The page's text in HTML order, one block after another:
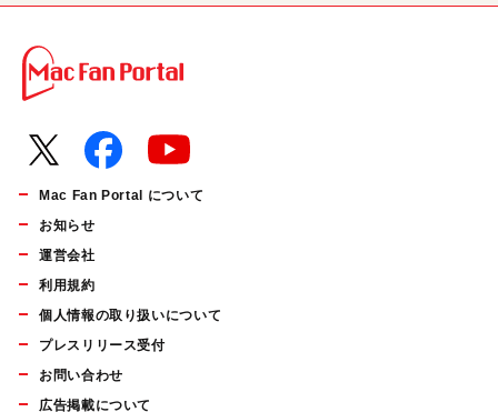
Mac Fan Portal について
お知らせ
運営会社
利用規約
個人情報の取り扱いについて
プレスリリース受付
お問い合わせ
広告掲載について